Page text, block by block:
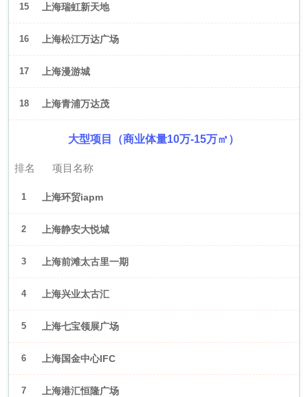
15 上海瑞虹新天地
16 上海松江万达广场
17 上海漫游城
18 上海青浦万达茂
大型项目（商业体量10万-15万㎡）
排名 项目名称
1 上海环贸iapm
2 上海静安大悦城
3 上海前滩太古里一期
4 上海兴业太古汇
5 上海七宝领展广场
6 上海国金中心IFC
7 上海港汇恒隆广场